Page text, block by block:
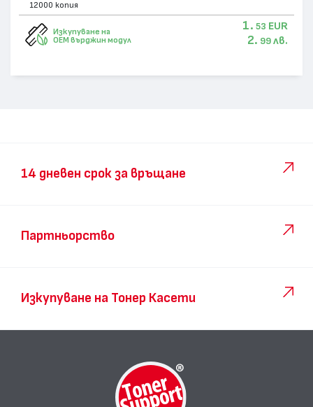
12000 копия
Изкупуване на
OEM върджин модул
1. 53 EUR
2. 99 лв.
14 дневен срок за връщане
Партньорство
Изкупуване на Тонер Касети